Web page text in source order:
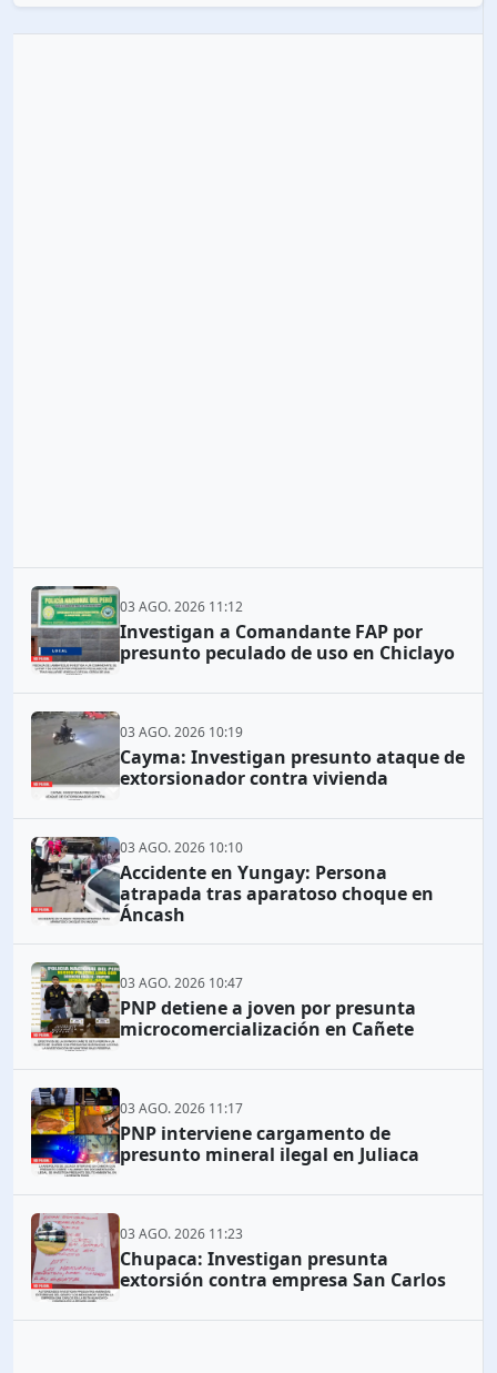
03 AGO. 2026 11:12
Investigan a Comandante FAP por
presunto peculado de uso en Chiclayo
03 AGO. 2026 10:19
Cayma: Investigan presunto ataque de
extorsionador contra vivienda
03 AGO. 2026 10:10
Accidente en Yungay: Persona
atrapada tras aparatoso choque en
Áncash
03 AGO. 2026 10:47
PNP detiene a joven por presunta
microcomercialización en Cañete
03 AGO. 2026 11:17
PNP interviene cargamento de
presunto mineral ilegal en Juliaca
03 AGO. 2026 11:23
Chupaca: Investigan presunta
extorsión contra empresa San Carlos